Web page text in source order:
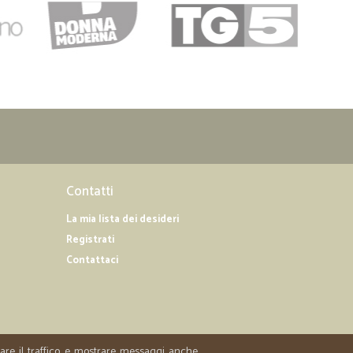
Contatti
La mia lista dei desideri
Registrati
Contattaci